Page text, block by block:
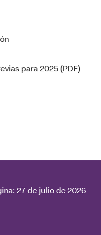
para 2025 (PDF)
27 de julio de 2026